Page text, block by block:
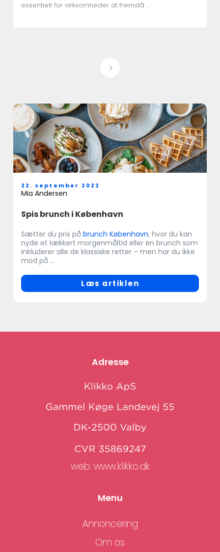
essentielt for virksomheder at fremstå ...
Spis brunch i København
22. september 2022
Mia Andersen
Sætter du pris på brunch København, hvor du kan
nyde et lækkert morgenmåltid eller en brunch som
inkluderer alle de klassiske retter – men har du ikke
mod på ...
Læs artiklen
Adresse
web: www.klikko.dk
Menu
Annoncering
Om os